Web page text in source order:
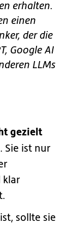
erhalten.
einen
der die
Google AI
LLMs
gezielt
. Sie ist nur
klar
sollte sie